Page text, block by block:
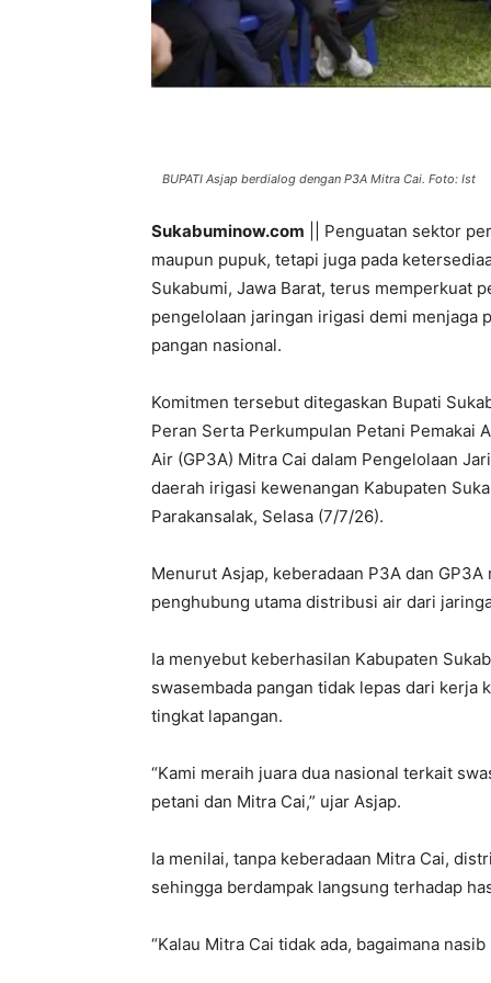
BUPATI Asjap berdialog dengan P3A Mitra Cai. Foto: Ist
Sukabuminow.com || Penguatan sektor
maupun pupuk, tetapi juga pada
Sukabumi, Jawa Barat, terus memperkuat
pengelolaan jaringan irigasi demi menjaga
pangan nasional.
Komitmen tersebut ditegaskan Bupati
Peran Serta Perkumpulan Petani Pemakai
Air (GP3A) Mitra Cai dalam Pengelolaan
daerah irigasi kewenangan Kabupaten
Parakansalak, Selasa (7/7/26).
Menurut Asjap, keberadaan P3A dan
penghubung utama distribusi air dari
Ia menyebut keberhasilan Kabupaten
swasembada pangan tidak lepas dari kerja
tingkat lapangan.
“Kami meraih juara dua nasional terkait
petani dan Mitra Cai,” ujar Asjap.
Ia menilai, tanpa keberadaan Mitra Cai,
sehingga berdampak langsung terhadap
“Kalau Mitra Cai tidak ada, bagaimana